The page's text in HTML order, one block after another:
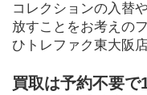
コレクションの入替
放すことをお考えの
ひトレファク東大阪
買取は予約不要